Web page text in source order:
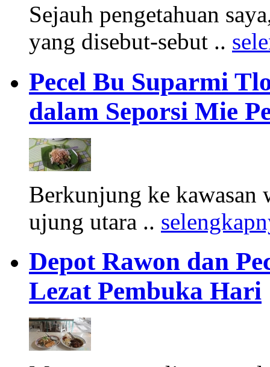
Sejauh pengetahuan
yang disebut-sebut ..
Pecel Bu Suparmi
dalam Seporsi Mie
Berkunjung ke kawasan
ujung utara ..
Depot Rawon dan
Lezat Pembuka Hari